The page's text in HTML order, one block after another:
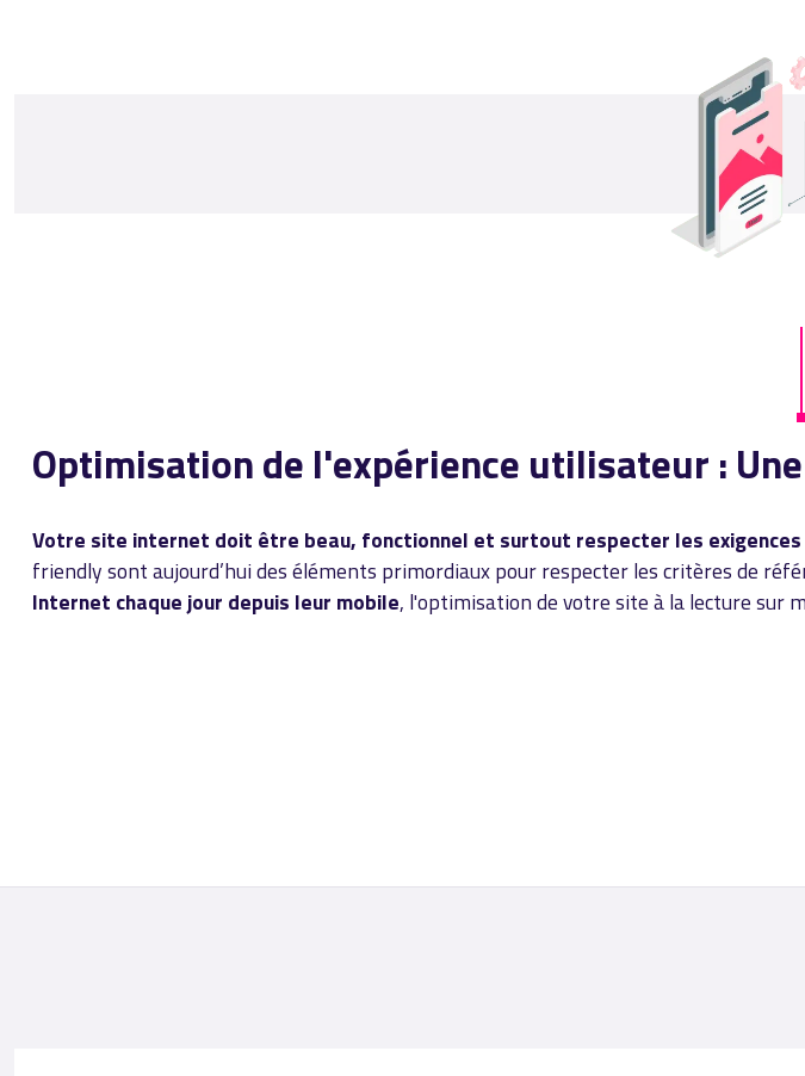
Optimisation de l'expérience utilisateur :
Votre site internet doit être beau, fonctionnel et surtout respecter les
friendly sont aujourd’hui des éléments primordiaux pour respecter les critères de
Internet chaque jour depuis leur mobile, l'optimisation de votre site à la lecture sur